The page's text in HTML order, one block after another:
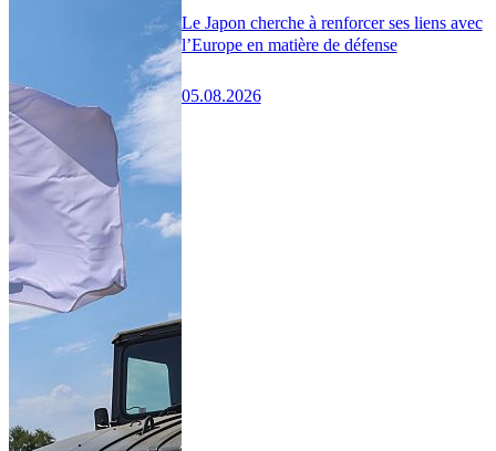
Le Japon cherche à renforcer ses liens avec
l’Europe en matière de défense
05.08.2026